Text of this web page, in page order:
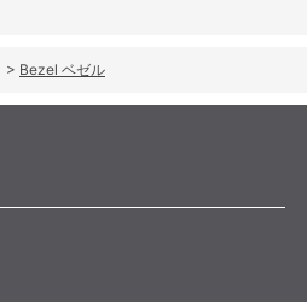
> Bezel ベゼル